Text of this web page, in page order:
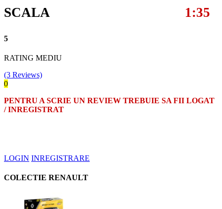
SCALA
1:35
5
RATING MEDIU
(3 Reviews)
0
PENTRU A SCRIE UN REVIEW TREBUIE SA FII LOGAT
/ INREGISTRAT
LOGIN INREGISTRARE
COLECTIE RENAULT